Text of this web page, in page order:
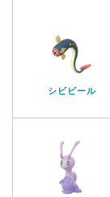
シビビール